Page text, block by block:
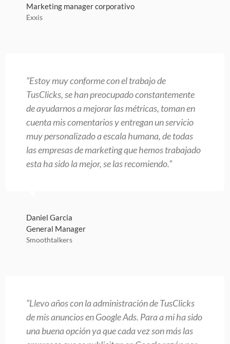
Marketing manager corporativo
Exxis
“Estoy muy conforme con el trabajo de
TusClicks, se han preocupado constantemente
de ayudarnos a mejorar las métricas, toman en
cuenta mis comentarios y entregan un servicio
muy personalizado a escala humana, de todas
las empresas de marketing que hemos trabajado
esta ha sido la mejor, se las recomiendo.”
Daniel Garcia
General Manager
Smoothtalkers
“Llevo años con la administración de TusClicks
de mis anuncios en Google Ads. Para a mi ha sido
una buena opción ya que cada vez son más las